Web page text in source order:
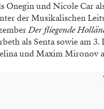
Onegin und Nicole Car
der Musikalischen
Der fliegende
als Senta sowie am
und Maxim Mironov